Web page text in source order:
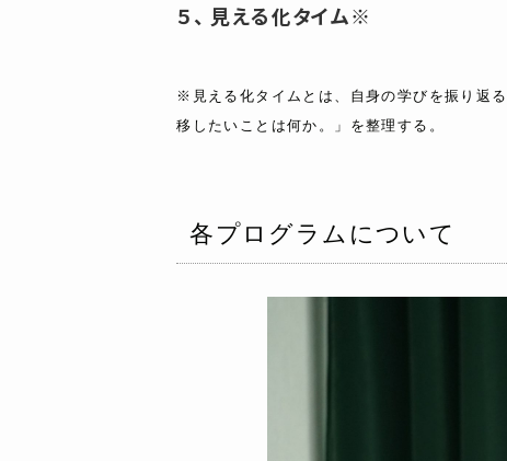
５、 見える化タイム※
※見える化タイムとは、自身の学びを振り返
移したいことは何か。」を整理する。
各プログラムについて